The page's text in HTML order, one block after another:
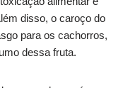
disso, o caroço do
para os cachorros,
dessa fruta.